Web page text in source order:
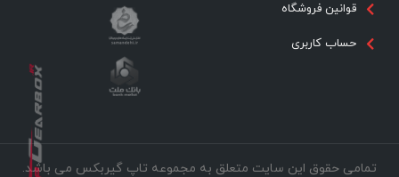
قوانین فروشگاه
حساب کاربری
تمامی حقوق این سایت متعلق به مجموعه تاپ گیربکس می باشد.